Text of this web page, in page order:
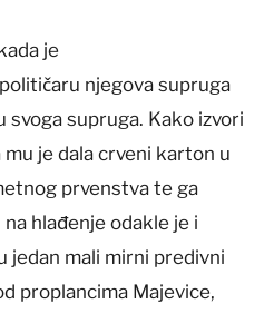
je
njegova supruga
svoga supruga. Kako izvori
je dala crveni karton u
prvenstva te ga
hlađenje odakle je i
jedan mali mirni predivni
proplancima Majevice,